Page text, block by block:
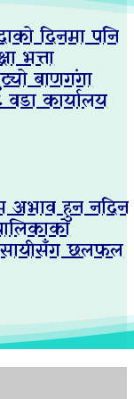
दिनमा पनि
भत्ता
बाणगंगा
वडा कार्यालय
अभाव हुन नदिन
छलफल